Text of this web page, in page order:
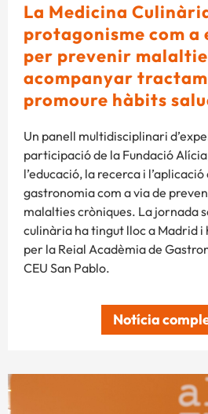
La Medicina
protagonisme com a
per prevenir
acompanyar
promoure hàbits
Un panell multidisciplinari
participació de la Fundació
l’educació, la recerca i
gastronomia com a via de
malalties cròniques. La jornada
culinària ha tingut lloc a Madrid i
per la Reial Acadèmia de
CEU San Pablo.
Notícia